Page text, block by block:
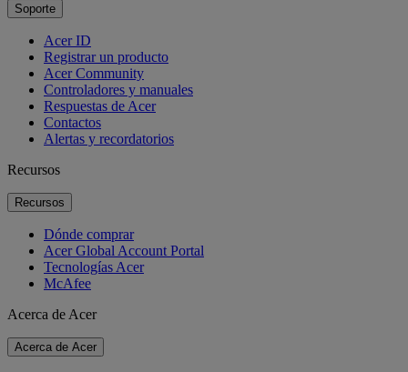
Soporte
Acer ID
Registrar un producto
Acer Community
Controladores y manuales
Respuestas de Acer
Contactos
Alertas y recordatorios
Recursos
Recursos
Dónde comprar
Acer Global Account Portal
Tecnologías Acer
McAfee
Acerca de Acer
Acerca de Acer